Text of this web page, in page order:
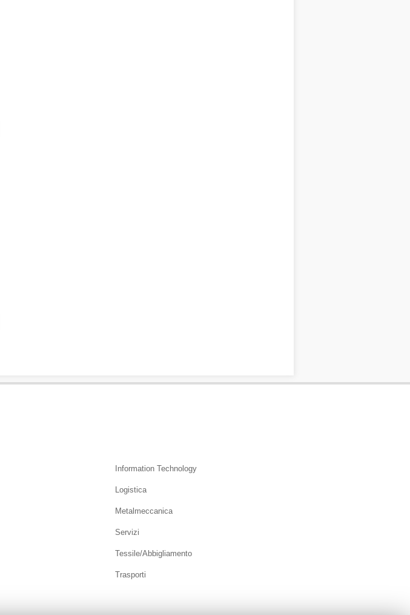
Information Technology
Logistica
Metalmeccanica
Servizi
Tessile/Abbigliamento
Trasporti